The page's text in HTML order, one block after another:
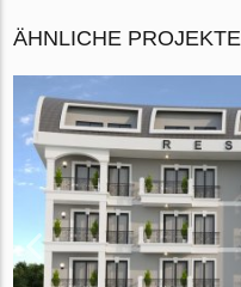
ÄHNLICHE PROJEKTE